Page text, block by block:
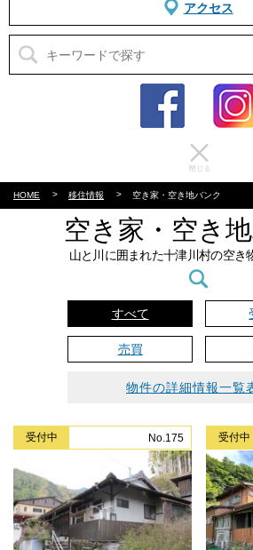
アクセス
HOME 移住情報 空き家・空き地バンク
空き家・空き
山と川に囲まれた十津川村の空き
すべて
売買
物件の詳細情報一覧
受付中 No.175 受付中